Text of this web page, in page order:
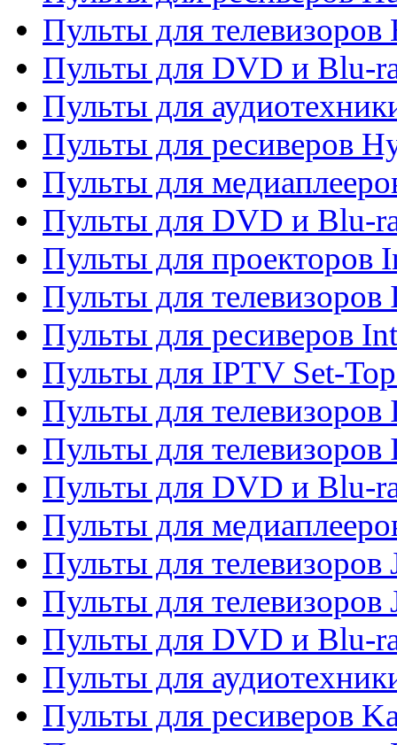
Пульты для
Пульты для DVD и Blu-
Пульты для
Пульты для ресиверов
Пульты для
Пульты для DVD и Blu-
Пульты для проекторов
Пульты для
Пульты для ресиверов
Пульты для IPTV Set-
Пульты для телевизоров
Пульты для телевизоров
Пульты для DVD и Blu-
Пульты для
Пульты для телевизоров
Пульты для телевизоров
Пульты для DVD и Blu-
Пульты для
Пульты для ресиверов